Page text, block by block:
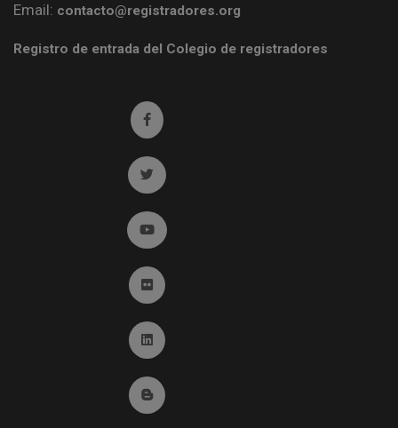
Email: contacto@registradores.org
Registro de entrada del Colegio de registradores
Ir a facebook (abre en ventana nueva)
Ir a twitter (abre en ventana nueva)
Ir a YouTube (abre en ventana nueva)
Ir a Flickr (abre en ventana nueva)
Ir a Linkedin (abre en ventana nueva)
Ir al Blog (abre en ventana nueva)